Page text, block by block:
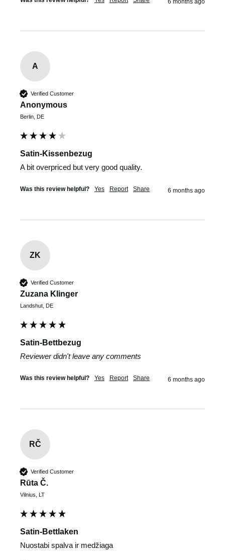
6 months ago
A
Verified Customer
Anonymous
Berlin, DE
Satin-Kissenbezug
A bit overpriced but very good quality.
Was this review helpful? Yes Report Share 6 months ago
ZK
Verified Customer
Zuzana Klinger
Landshut, DE
Satin-Bettbezug
Reviewer didn't leave any comments
Was this review helpful? Yes Report Share 6 months ago
RČ
Verified Customer
Rūta Č.
Vilnius, LT
Satin-Bettlaken
Nuostabi spalva ir medžiaga